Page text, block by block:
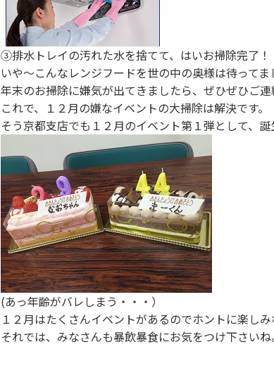
③排水トレイの汚れた水を捨てて、はいお掃除完了！
いや～こんなレンジフードを世の中の奥様は待ってま
年末のお掃除に嫌気が出てきましたら、ぜひぜひご連
これで、１２月の嫌なイベントの大掃除は解決です。
そう京都支店でも１２月のイベント第１弾として、誕
(あっ年齢がバレしまう・・・）
１２月はたくさんイベントがあるのでホントに楽しみ
それでは、みなさんも暴飲暴食にお気をつけ下さいね